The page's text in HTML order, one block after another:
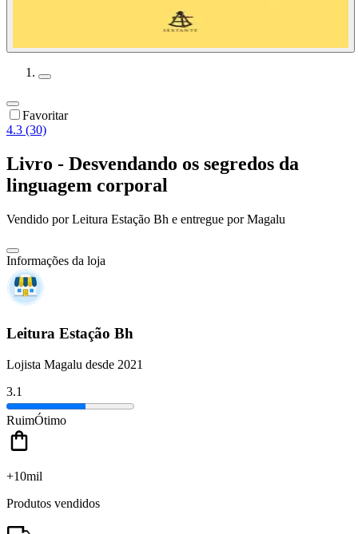
Favoritar
4.3 (30)
Livro - Desvendando os segredos da
linguagem corporal
Vendido porLeitura Estação Bh e entregue por Magalu
Informações da loja
Leitura Estação Bh
Lojista Magalu desde 2021
3.1
RuimÓtimo
+10mil
Produtos vendidos